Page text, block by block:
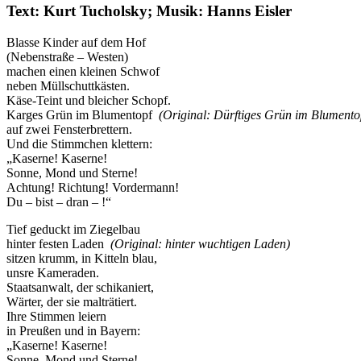
Text: Kurt Tucholsky; Musik: Hanns Eisler
Blasse Kinder auf dem Hof
(Nebenstraße – Westen)
machen einen kleinen Schwof
neben Müllschuttkästen.
Käse-Teint und bleicher Schopf.
Karges Grün im Blumentopf (Original: Dürftiges Grün im
auf zwei Fensterbrettern.
Und die Stimmchen klettern:
„Kaserne! Kaserne!
Sonne, Mond und Sterne!
Achtung! Richtung! Vordermann!
Du – bist – dran – !“
Tief geduckt im Ziegelbau
hinter festen Laden (Original: hinter wuchtigen Laden)
sitzen krumm, in Kitteln blau,
unsre Kameraden.
Staatsanwalt, der schikaniert,
Wärter, der sie malträtiert.
Ihre Stimmen leiern
in Preußen und in Bayern:
„Kaserne! Kaserne!